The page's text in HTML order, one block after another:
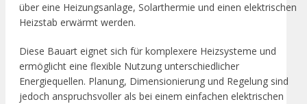
über eine Heizungsanlage, Solarthermie und einen elektrischen
Heizstab erwärmt werden.
Diese Bauart eignet sich für komplexere Heizsysteme und
ermöglicht eine flexible Nutzung unterschiedlicher
Energiequellen. Planung, Dimensionierung und Regelung sind
jedoch anspruchsvoller als bei einem einfachen elektrischen